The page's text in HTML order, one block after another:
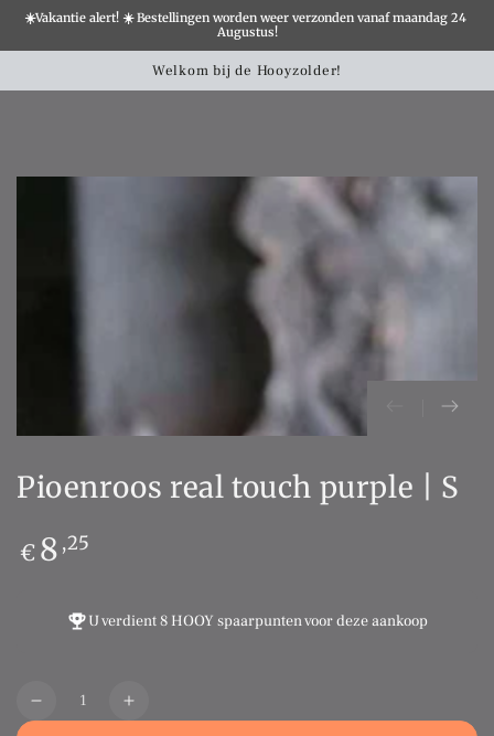
☀️Vakantie alert! ☀️ Bestellingen worden weer verzonden vanaf maandag 24
Augustus!
MISSING:Welkom bij de Hooyzolder!
Pioenroos real touch purple | S
Normale
prijs
€ 8 ,25
U verdient8 HOOY spaarpuntenvoor deze aankoop
Aantal
TranslationTranslation